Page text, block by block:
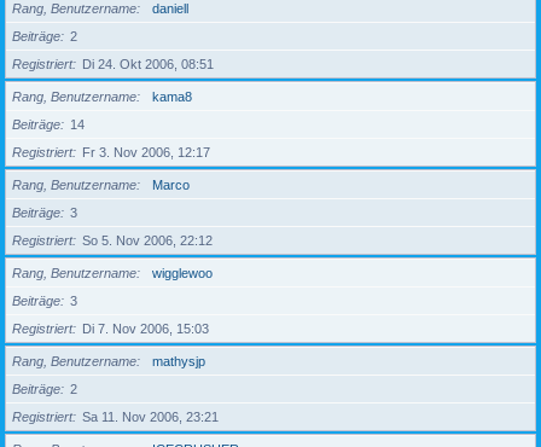
Rang, Benutzername
daniell
Beiträge
2
Registriert
Di 24. Okt 2006, 08:51
Rang, Benutzername
kama8
Beiträge
14
Registriert
Fr 3. Nov 2006, 12:17
Rang, Benutzername
Marco
Beiträge
3
Registriert
So 5. Nov 2006, 22:12
Rang, Benutzername
wigglewoo
Beiträge
3
Registriert
Di 7. Nov 2006, 15:03
Rang, Benutzername
mathysjp
Beiträge
2
Registriert
Sa 11. Nov 2006, 23:21